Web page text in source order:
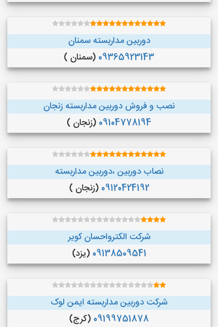
دوربین مداربسته سمنان
09365923143 (سمنان )
نصب و فروش دوربین مداربسته زنجان
09104778194 (زنجان )
نصاب دوربین ،دوربین مداربسته
09120424192 (زنجان )
شرکت الکترواحسان کویر
09138509541 (یزد)
شرکت دوربین مداربسته ایمن لوک
09199751878 (کرج)